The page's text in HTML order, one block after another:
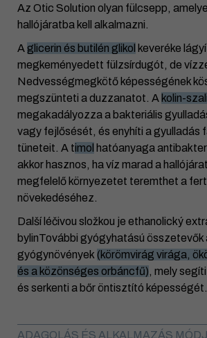
Az Otic Solution olyan fülcsepp,
hallójáratba kell alkalmazni.
A glicerin és butilén glikol keveréke
megkeményedett fülzsírdugót, de
Nedvességmegkötő képességének
megszünteti a duzzanatot. A kolin-
megakadályozza a bakteriális
vagy fejlősését, és enyhíti a gyulladás
tüneteit. A timol hatóanyaga
akkor hasznos, ha víz marad a
megfelelő környezetet teremthet a
növekedéséhez.
Další léčivou složkou je ethanolický
bylinTovábbi gyógyhatású összetevők
gyógynövények (körömvirág virága,
és a közönséges orbáncfű), mely
és serkenti a bőr öntisztító képességét.
ADAGOLÁS ÉS ALKALMAZÁS